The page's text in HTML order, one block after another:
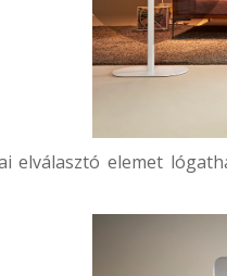
elválasztó elemet